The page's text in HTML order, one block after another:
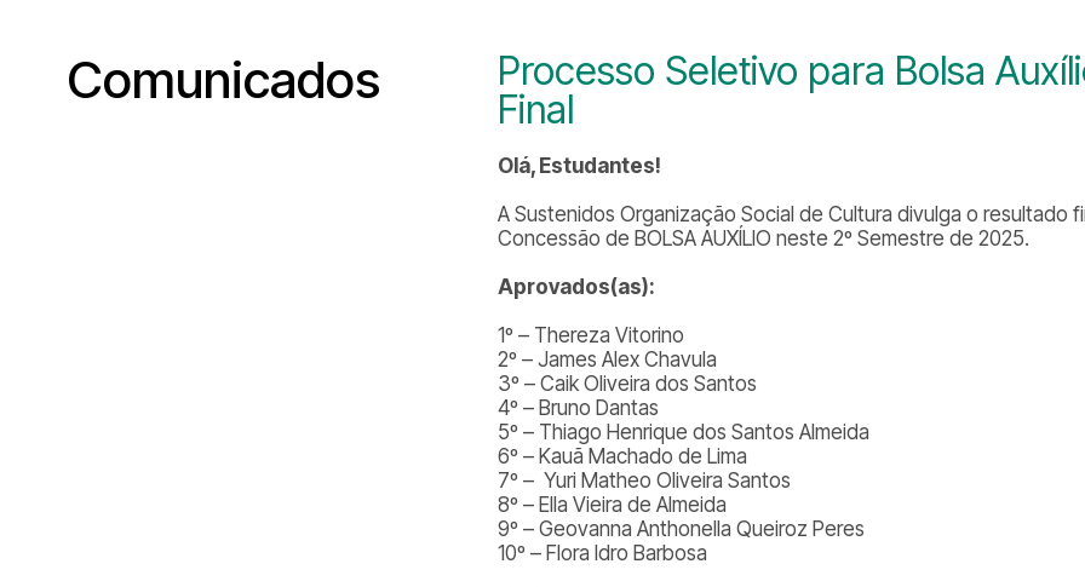
trabalhe
Comunicados
Processo Seletivo para Bolsa
Final
Olá, Estudantes!
A Sustenidos Organização Social de Cultura divulga o resultado
Concessão de BOLSA AUXÍLIO neste 2º Semestre de 2025.
Aprovados(as):
1º – Thereza Vitorino
2º – James Alex Chavula
3º – Caik Oliveira dos Santos
4º – Bruno Dantas
5º – Thiago Henrique dos Santos Almeida
6º – Kauã Machado de Lima
7º – Yuri Matheo Oliveira Santos
8º – Ella Vieira de Almeida
9º – Geovanna Anthonella Queiroz Peres
10º – Flora Idro Barbosa